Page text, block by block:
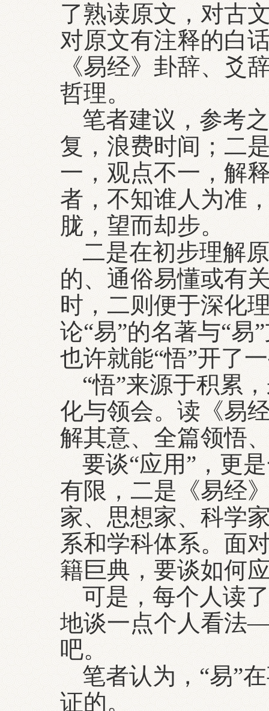
了熟读原文，对古
对原文有注释的白
《易经》卦辞、爻
哲理。
笔者建议，参考
复，浪费时间；二
一，观点不一，解
者，不知谁人为准
胧，望而却步。
二是在初步理解
的、通俗易懂或有
时，二则便于深化
论“易”的名著与“易
也许就能“悟”开了
“悟”来源于积累
化与领会。读《易
解其意、全篇领悟
要谈“应用”，更
有限，二是《易经
家、思想家、科学
系和学科体系。面
籍巨典，要谈如何
可是，每个人读
地谈一点个人看法
吧。
笔者认为，“易”
证的。